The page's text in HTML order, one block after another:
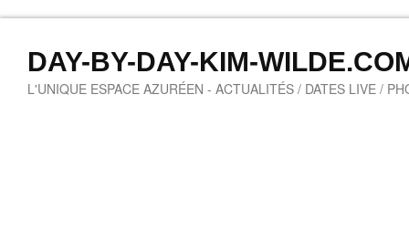
DAY-BY-DAY-KIM-
L'UNIQUE ESPACE AZURÉEN - ACTUALITÉS / DATES LIVE /